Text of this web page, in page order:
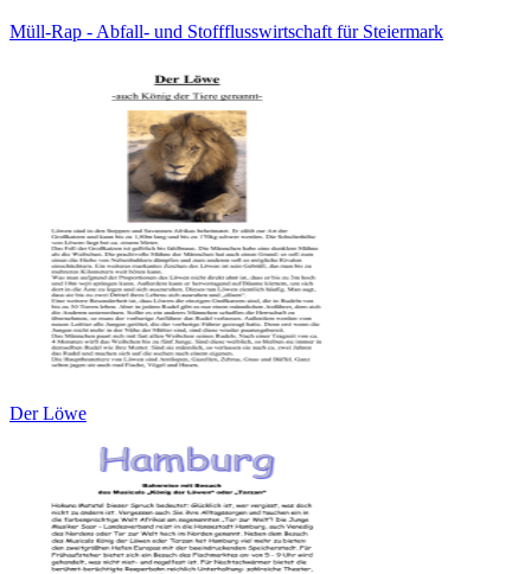
Müll-Rap - Abfall- und Stoffflusswirtschaft für Steiermark
Der Löwe